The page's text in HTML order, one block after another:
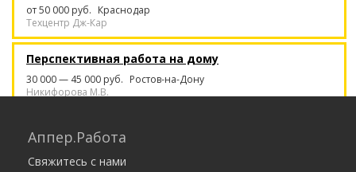
от 50 000 руб. Краснодар
Техцентр Дж-Кар
Перспективная работа на дому
30 000 — 45 000 руб. Ростов-на-Дону
Никифорова М.В.
50 000 — 50 000 руб.
ООО Межрегиональный сметный центр
Аппер.Работа
Свяжитесь с нами